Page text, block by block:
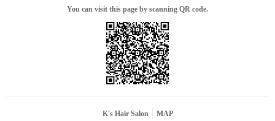
You can visit this page by scanning QR code.
K's Hair Salon MAP